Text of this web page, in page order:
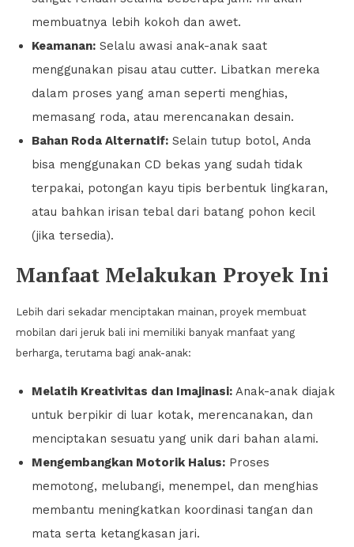
membuatnya lebih kokoh dan awet.
Keamanan: Selalu awasi anak-anak saat
menggunakan pisau atau cutter. Libatkan mereka
dalam proses yang aman seperti menghias,
memasang roda, atau merencanakan desain.
Bahan Roda Alternatif: Selain tutup botol, Anda
bisa menggunakan CD bekas yang sudah tidak
terpakai, potongan kayu tipis berbentuk lingkaran,
atau bahkan irisan tebal dari batang pohon kecil
(jika tersedia).
Manfaat Melakukan Proyek Ini
Lebih dari sekadar menciptakan mainan, proyek membuat
mobilan dari jeruk bali ini memiliki banyak manfaat yang
berharga, terutama bagi anak-anak:
Melatih Kreativitas dan Imajinasi: Anak-anak diajak
untuk berpikir di luar kotak, merencanakan, dan
menciptakan sesuatu yang unik dari bahan alami.
Mengembangkan Motorik Halus: Proses
memotong, melubangi, menempel, dan menghias
membantu meningkatkan koordinasi tangan dan
mata serta ketangkasan jari.